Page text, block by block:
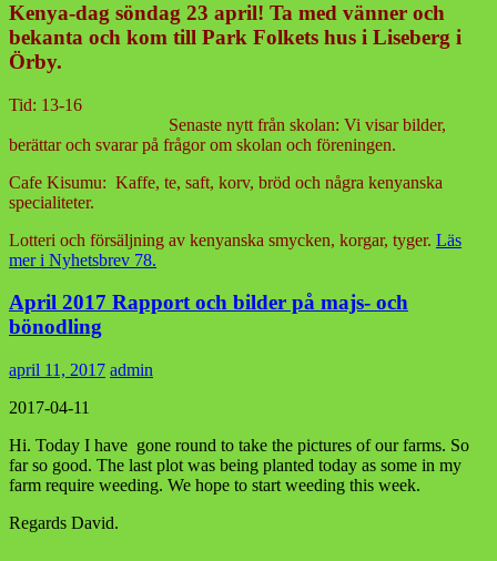
Kenya-dag söndag 23 april! Ta med vänner och
bekanta och kom till Park Folkets hus i Liseberg i
Örby.
Tid: 13-16
Senaste nytt från skolan: Vi visar bilder,
berättar och svarar på frågor om skolan och föreningen.
Cafe Kisumu: Kaffe, te, saft, korv, bröd och några kenyanska
specialiteter.
Lotteri och försäljning av kenyanska smycken, korgar, tyger. Läs
mer i Nyhetsbrev 78.
April 2017 Rapport och bilder på majs- och
bönodling
april 11, 2017 admin
2017-04-11
Hi. Today I have gone round to take the pictures of our farms. So
far so good. The last plot was being planted today as some in my
farm require weeding. We hope to start weeding this week.
Regards David.